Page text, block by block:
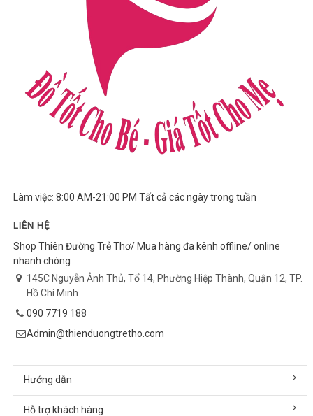
Làm việc: 8:00 AM-21:00 PM Tất cả các ngày trong tuần
LIÊN HỆ
Shop Thiên Đường Trẻ Thơ/ Mua hàng đa kênh offline/ online
nhanh chóng
145C Nguyễn Ảnh Thủ, Tổ 14, Phường Hiệp Thành, Quận 12, TP.
Hồ Chí Minh
090 7719 188
Admin@thienduongtretho.com
Hướng dẫn
Hỗ trợ khách hàng